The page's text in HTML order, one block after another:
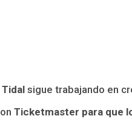
Tidal sigue trabajando en
Ticketmaster para que